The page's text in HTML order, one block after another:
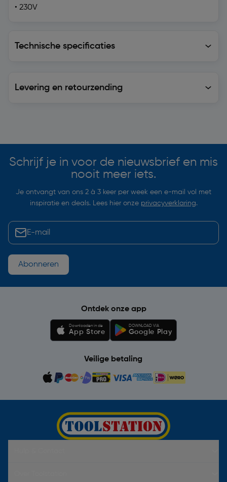
• 230V
Technische specificaties
Levering en retourzending
Schrijf je in voor de nieuwsbrief en mis
nooit meer iets.
Je ontvangt van ons 2 à 3 keer per week een e-mail vol met
inspiratie en deals. Lees hier onze privacyverklaring.
Abonneren
Ontdek onze app
Downloaden in de
App Store
DOWNLOAD VIA
Google Play
Veilige betaling